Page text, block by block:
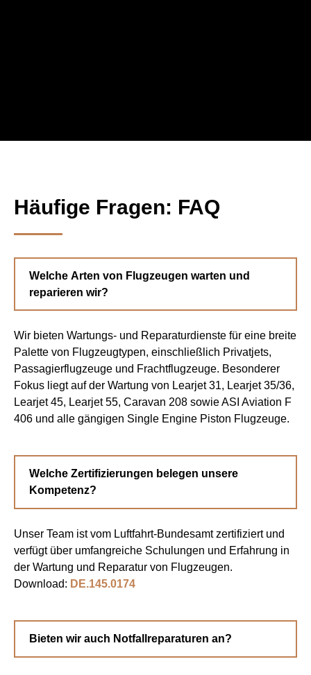
Häufige Fragen: FAQ
Welche Arten von Flugzeugen warten und
reparieren wir?
Wir bieten Wartungs- und Reparaturdienste für eine breite
Palette von Flugzeugtypen, einschließlich Privatjets,
Passagierflugzeuge und Frachtflugzeuge. Besonderer
Fokus liegt auf der Wartung von Learjet 31, Learjet 35/36,
Learjet 45, Learjet 55, Caravan 208 sowie ASI Aviation F
406 und alle gängigen Single Engine Piston Flugzeuge.
Welche Zertifizierungen belegen unsere
Kompetenz?
Unser Team ist vom Luftfahrt-Bundesamt zertifiziert und
verfügt über umfangreiche Schulungen und Erfahrung in
der Wartung und Reparatur von Flugzeugen.
Download: DE.145.0174
Bieten wir auch Notfallreparaturen an?